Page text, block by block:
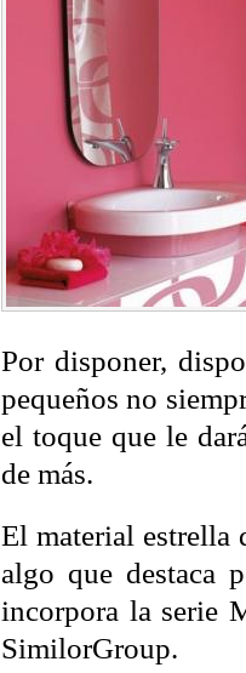
Por disponer,
pequeños no
el toque que le
de más.
El material estrella
algo que destaca
incorpora la serie
SimilorGroup.